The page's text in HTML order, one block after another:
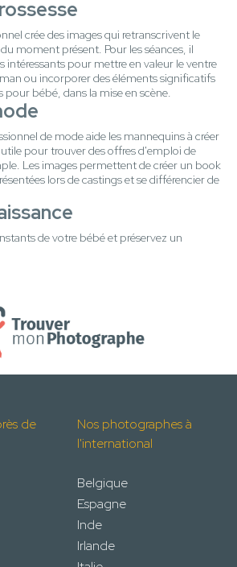
crée des images qui retranscrivent le
moment présent. Pour les séances, il
intéressants pour mettre en valeur le ventre
ou incorporer des éléments significatifs
pour bébé, dans la mise en scène.
de mode aide les mannequins à créer
pour trouver des offres d'emploi de
Les images permettent de créer un book
lors de castings et se différencier de
de votre bébé et préservez un
de
Nos photographes à
l'international
Belgique
Espagne
Inde
Irlande